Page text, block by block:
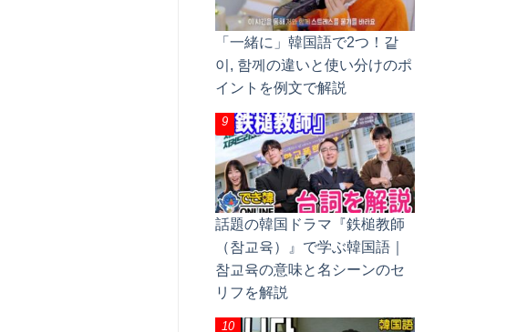
「一緒に」韓国語で2つ！같
이, 함께の違いと使い分けのポ
イントを例文で解説
話題の韓国ドラマ『鉄槌教師
（참교육）』で学ぶ韓国語｜
참교육の意味と名シーンのセ
リフを解説